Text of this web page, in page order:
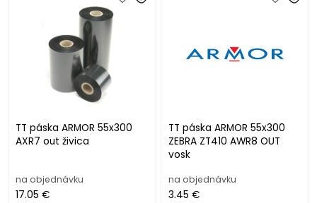
TT páska ARMOR 55x300
AXR7 out živica
na objednávku
17.05 €
TT páska ARMOR 55x300
ZEBRA ZT410 AWR8 OUT
vosk
na objednávku
3.45 €